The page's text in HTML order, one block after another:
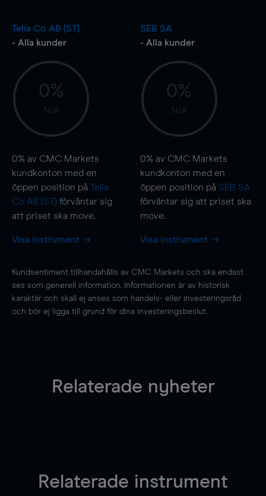
Telia Co AB (ST)
- Alla kunder
0%
N/A
0% av CMC Markets
kundkonton med en
öppen position på Telia
Co AB (ST) förväntar sig
att priset ska move.
Visa instrument
SEB SA
- Alla kunder
0%
N/A
0% av CMC Markets
kundkonton med en
öppen position på SEB SA
förväntar sig att priset ska
move.
Visa instrument
Kundsentiment tillhandahålls av CMC Markets och ska endast
ses som generell information. Informationen är av historisk
karaktär och skall ej anses som handels- eller investeringsråd
och bör ej ligga till grund för dina investeringsbeslut.
Relaterade nyheter
Relaterade instrument